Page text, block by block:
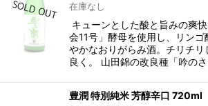
在庫なし
キューンとした酸と旨みの爽
会11号」酵母を使用し、リン
やかなおりがらみ酒。チリチ
良く。 山田錦の改良種「吟の
豊潤 特別純米 芳醇辛口 720ml